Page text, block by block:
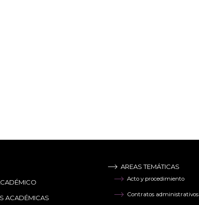
ACADÉMICAS
AREAS TEMÁTICAS
Acto y procedimiento
Contratos administrativos